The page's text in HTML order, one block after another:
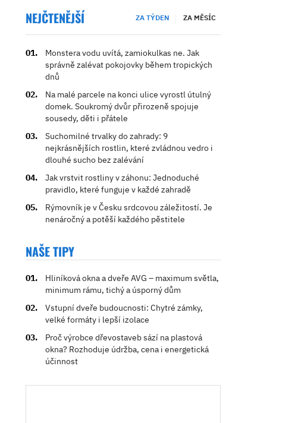
NEJČTENĚJŠÍ ZA TÝDEN ZA MĚSÍC
Monstera vodu uvítá, zamiokulkas ne. Jak
správně zalévat pokojovky během tropických
dnů
Na malé parcele na konci ulice vyrostl útulný
domek. Soukromý dvůr přirozeně spojuje
sousedy, děti i přátele
Suchomilné trvalky do zahrady: 9
nejkrásnějších rostlin, které zvládnou vedro i
dlouhé sucho bez zalévání
Jak vrstvit rostliny v záhonu: Jednoduché
pravidlo, které funguje v každé zahradě
Rýmovník je v Česku srdcovou záležitostí. Je
nenáročný a potěší každého pěstitele
NAŠE TIPY
Hliníková okna a dveře AVG – maximum světla,
minimum rámu, tichý a úsporný dům
Vstupní dveře budoucnosti: Chytré zámky,
velké formáty i lepší izolace
Proč výrobce dřevostaveb sází na plastová
okna? Rozhoduje údržba, cena i energetická
účinnost